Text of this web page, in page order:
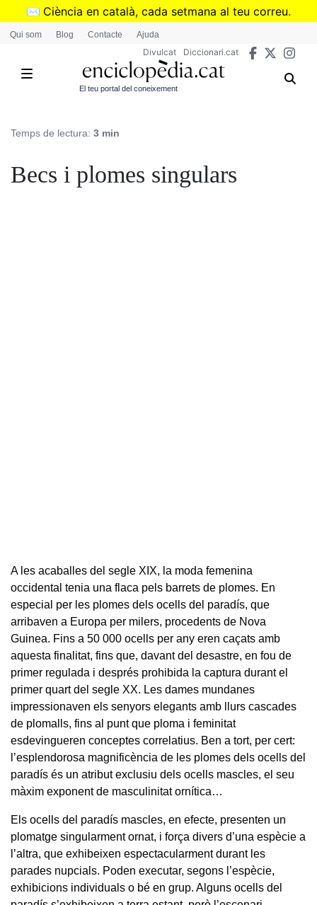
Vés
✉️ Ciència en català, cada setmana al teu correu.
➜Subscriu-te al butlletí de Divulcat
Qui som Blog Contacte Ajuda
Divulcat Diccionari.cat
El teu portal del coneixement
Temps de lectura: 3 min
Becs i plomes singulars
A les acaballes del segle XIX, la moda femenina
occidental tenia una flaca pels barrets de plomes. En
especial per les plomes dels ocells del paradís, que
arribaven a Europa per milers, procedents de Nova
Guinea. Fins a 50 000 ocells per any eren caçats amb
aquesta finalitat, fins que, davant del desastre, en fou de
primer regulada i després prohibida la captura durant el
primer quart del segle XX. Les dames mundanes
impressionaven els senyors elegants amb llurs cascades
de plomalls, fins al punt que ploma i feminitat
esdevingueren conceptes correlatius. Ben a tort, per cert:
l’esplendorosa magnificència de les plomes dels ocells del
paradís és un atribut exclusiu dels ocells mascles, el seu
màxim exponent de masculinitat ornítica…
Els ocells del paradís mascles, en efecte, presenten un
plomatge singularment ornat, i força divers d’una espècie a
l’altra, que exhibeixen espectacularment durant les
parades nupcials. Poden executar, segons l’espècie,
exhibicions individuals o bé en grup. Alguns ocells del